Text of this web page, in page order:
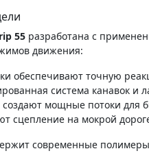
55 разработана с
движения:
обеспечивают точную
система канавок и
создают мощные потоки для
сцепление на мокрой
современные